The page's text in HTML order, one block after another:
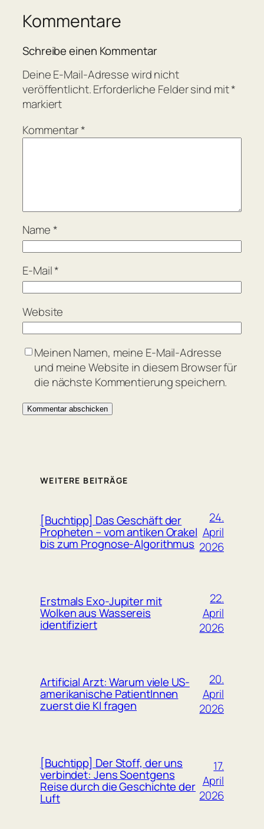
Kommentare
Schreibe einen Kommentar
Deine E-Mail-Adresse wird nicht
veröffentlicht.Erforderliche Felder sind mit*
markiert
Kommentar*
Name*
E-Mail*
Website
Meinen Namen, meine E-Mail-Adresse
und meine Website in diesem Browser für
die nächste Kommentierung speichern.
WEITERE BEITRÄGE
[Buchtipp] Das Geschäft der
Propheten – vom antiken Orakel
bis zum Prognose-Algorithmus
24.
April
2026
Erstmals Exo-Jupiter mit
Wolken aus Wassereis
identifiziert
22.
April
2026
Artificial Arzt: Warum viele US-
amerikanische PatientInnen
zuerst die KI fragen
20.
April
2026
[Buchtipp] Der Stoff, der uns
verbindet: Jens Soentgens
Reise durch die Geschichte der
Luft
17.
April
2026